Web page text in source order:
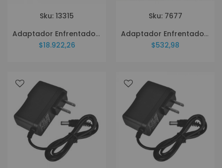
Sku: 13315
Adaptador Enfrentador SAT SC/APC Pq X 50 Unid
$18.922,26
Sku: 7677
Adaptador Enfrentador SAT SC/UPC Pq X 50 Unid
$532,98